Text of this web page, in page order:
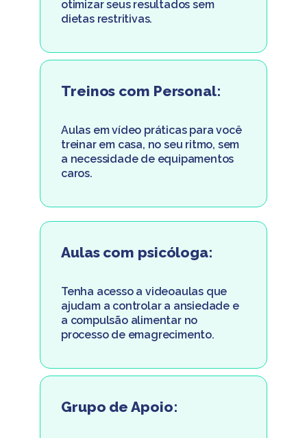
otimizar seus resultados sem
dietas restritivas.
Treinos com Personal:
Aulas em vídeo práticas para você
treinar em casa, no seu ritmo, sem
a necessidade de equipamentos
caros.
Aulas com psicóloga:
Tenha acesso a videoaulas que
ajudam a controlar a ansiedade e
a compulsão alimentar no
processo de emagrecimento.
Grupo de Apoio: